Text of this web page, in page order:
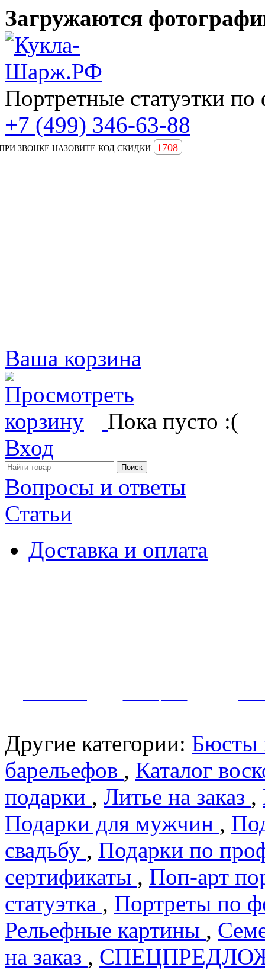
Загружаются
Портретные статуэтки по
+7 (499) 346-63-88
ЗВОНКЕ НАЗОВИТЕ КОД СКИДКИ 1708
Ваша корзина
Пока пусто :(
Вход
Вопросы и ответы
Статьи
Доставка и оплата
Другие категории: Бюсты
барельефов , Каталог
подарки , Литье на заказ ,
Подарки для мужчин ,
свадьбу , Подарки по
сертификаты , Поп-арт
статуэтка , Портреты по
Рельефные картины ,
на заказ ,